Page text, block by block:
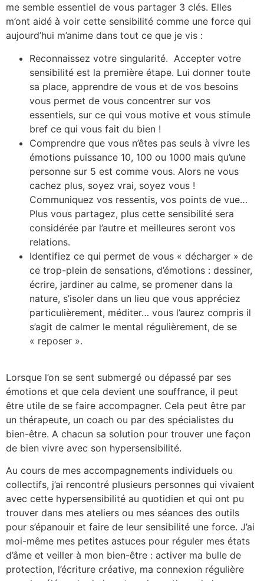
me semble essentiel de vous partager 3 clés. Elles
m’ont aidé à voir cette sensibilité comme une force qui
aujourd’hui m’anime dans tout ce que je vis :
Reconnaissez votre singularité. Accepter votre
sensibilité est la première étape. Lui donner toute
sa place, apprendre de vous et de vos besoins
vous permet de vous concentrer sur vos
essentiels, sur ce qui vous motive et vous stimule
bref ce qui vous fait du bien !
Comprendre que vous n’êtes pas seuls à vivre les
émotions puissance 10, 100 ou 1000 mais qu’une
personne sur 5 est comme vous. Alors ne vous
cachez plus, soyez vrai, soyez vous !
Communiquez vos ressentis, vos points de vue…
Plus vous partagez, plus cette sensibilité sera
considérée par l’autre et meilleures seront vos
relations.
Identifiez ce qui permet de vous « décharger » de
ce trop-plein de sensations, d’émotions : dessiner,
écrire, jardiner au calme, se promener dans la
nature, s’isoler dans un lieu que vous appréciez
particulièrement, méditer… vous l’aurez compris il
s’agit de calmer le mental régulièrement, de se
« reposer ».
Lorsque l’on se sent submergé ou dépassé par ses
émotions et que cela devient une souffrance, il peut
être utile de se faire accompagner. Cela peut être par
un thérapeute, un coach ou par des spécialistes du
bien-être. A chacun sa solution pour trouver une façon
de bien vivre avec son hypersensibilité.
Au cours de mes accompagnements individuels ou
collectifs, j’ai rencontré plusieurs personnes qui vivaient
avec cette hypersensibilité au quotidien et qui ont pu
trouver dans mes ateliers ou mes séances des outils
pour s’épanouir et faire de leur sensibilité une force. J’ai
moi-même mes petites astuces pour réguler mes états
d’âme et veiller à mon bien-être : activer ma bulle de
protection, l’écriture créative, ma connexion régulière